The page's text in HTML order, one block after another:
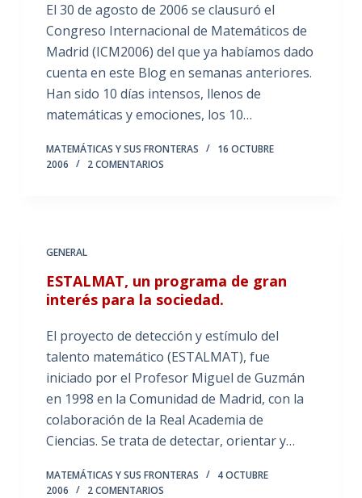
El 30 de agosto de 2006 se clausuró el
Congreso Internacional de Matemáticos de
Madrid (ICM2006) del que ya habíamos dado
cuenta en este Blog en semanas anteriores.
Han sido 10 días intensos, llenos de
matemáticas y emociones, los 10…
MATEMÁTICAS Y SUS FRONTERAS
16 OCTUBRE
2006
2 COMENTARIOS
GENERAL
ESTALMAT, un programa de gran
interés para la sociedad.
El proyecto de detección y estímulo del
talento matemático (ESTALMAT), fue
iniciado por el Profesor Miguel de Guzmán
en 1998 en la Comunidad de Madrid, con la
colaboración de la Real Academia de
Ciencias. Se trata de detectar, orientar y…
MATEMÁTICAS Y SUS FRONTERAS
4 OCTUBRE
2006
2 COMENTARIOS